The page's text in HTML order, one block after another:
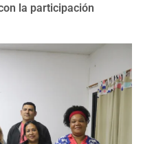
la participación